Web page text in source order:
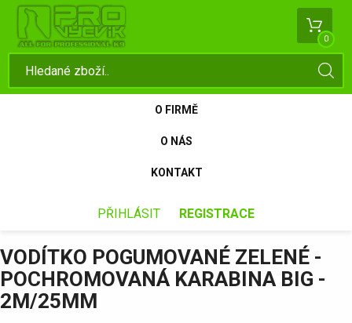
0
O FIRMĚ
O NÁS
KONTAKT
PŘIHLÁSIT REGISTRACE
VODÍTKO POGUMOVANÉ ZELENÉ -
POCHROMOVANÁ KARABINA BIG -
2M/25MM